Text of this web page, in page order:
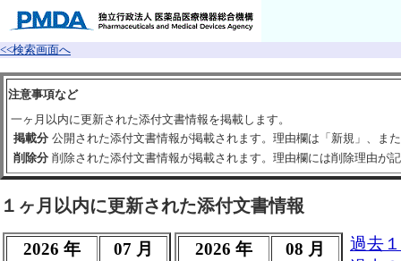
<<検索画面へ
注意事項など
一ヶ月以内に更新された添付文書情報を掲載します。
掲載分 公開された添付文書情報が掲載されます。理由欄は「新規」、ま
削除分 削除された添付文書情報が掲載されます。理由欄には削除理由が
１ヶ月以内に更新された添付文書情報
2026 年
07 月
2026 年
08 月
過去